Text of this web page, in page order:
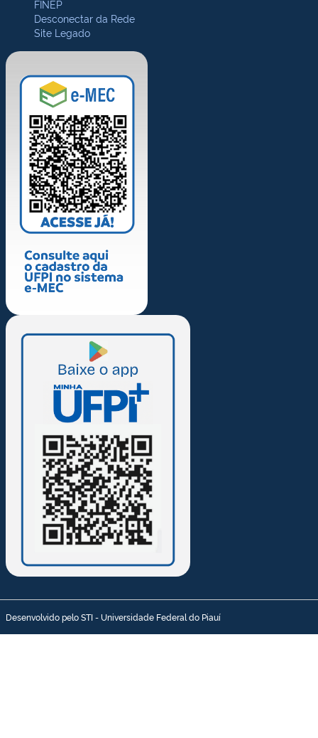
FINEP
Desconectar da Rede
Site Legado
Desenvolvido pelo STI - Universidade Federal do Piauí